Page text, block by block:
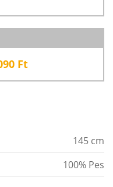
Ft
145 cm
100% Pes